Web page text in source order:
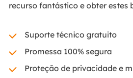
recurso fantástico e obter estes
Suporte técnico gratuito
Promessa 100% segura
Proteção de privacidade e